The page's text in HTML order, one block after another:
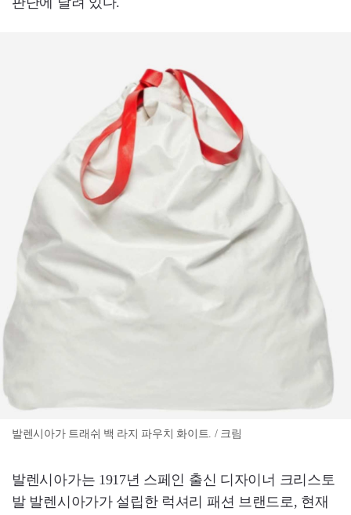
발렌시아가 트래쉬 백 라지 파우치 화이트. / 크림
발렌시아가는 1917년 스페인 출신 디자이너 크리스토
발 발렌시아가가 설립한 럭셔리 패션 브랜드로, 현재